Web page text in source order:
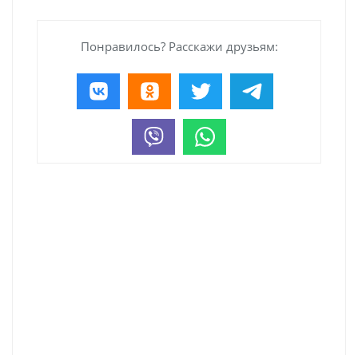
Понравилось? Расскажи друзьям: